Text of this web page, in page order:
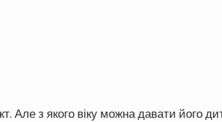
Але з якого віку можна давати його